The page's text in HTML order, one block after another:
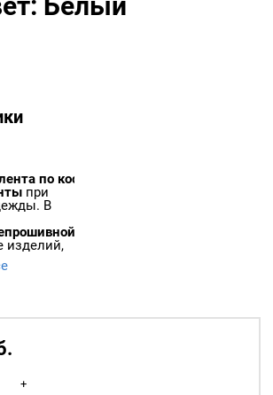
по косой
при
В
изделий,
при
+